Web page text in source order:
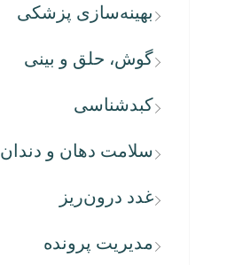
بهینه‌سازی پزشکی
گوش، حلق و بینی
کبدشناسی
سلامت دهان و دندان
غدد درون‌ریز
مدیریت پرونده